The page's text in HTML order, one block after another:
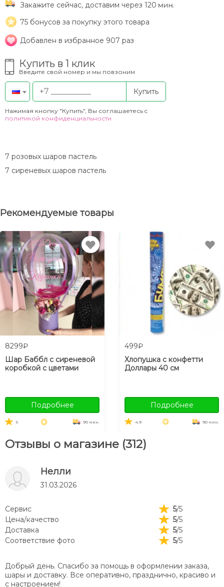
Закажите сейчас, доставим через 120
.
75 бонусов за покупку этого товара
Добавлен в избранное 907 раз
Купить в 1 клик
Введите свой номер и мы повзоним
Купить
Нажимая кнопку "Купить", Вы соглашаетесь c
политикой конфиденциальности
7 розовых шаров пастель
7 сиреневых шаров пастель
Рекомендуемые товары
8299₽
Шар Баббл с сиреневой
коробкой с цветами
Подробнее
5 90 мин.
499₽
Хлопушка с конфетти
Доллары 40 см
Подробнее
4.9 90 мин.
Отзывы о магазине (312)
Нелли
31.03.2026
Сервис 5/5
Цена/качество
5/5
Доставка
5/5
Соответствие фото
5/5
Добрый день. Спасибо за помощь в оформлении заказа,
шары и доставку. Все оперативно, празднично, красиво и
с настроением!